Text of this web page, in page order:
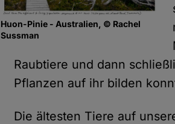
Huon-Pinie - Australien, © Rachel
Sussman
Raubtiere und dann
Pflanzen auf ihr bilden
Die ältesten Tiere auf